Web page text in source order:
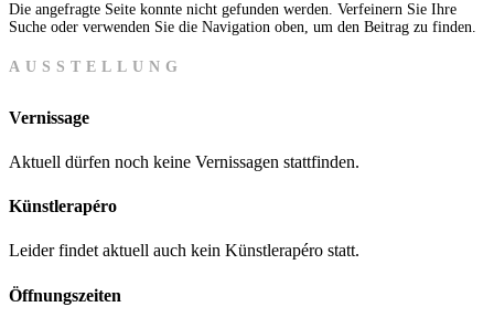
Die angefragte Seite konnte nicht gefunden werden. Verfeinern Sie Ihre
Suche oder verwenden Sie die Navigation oben, um den Beitrag zu finden.
AUSSTELLUNG
Vernissage
Aktuell dürfen noch keine Vernissagen stattfinden.
Künstlerapéro
Leider findet aktuell auch kein Künstlerapéro statt.
Öffnungszeiten